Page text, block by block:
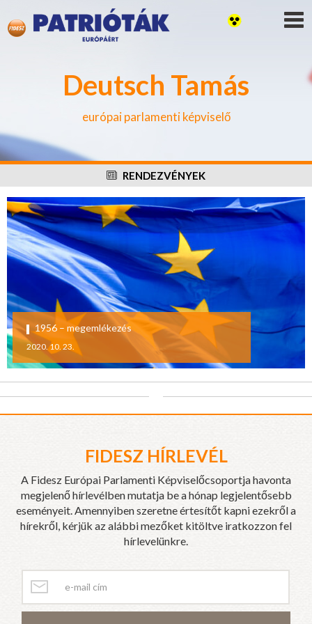
Deutsch Tamás
európai parlamenti képviselő
RENDEZVÉNYEK
1956 – megemlékezés
2020. 10. 23.
FIDESZ HÍRLEVÉL
A Fidesz Európai Parlamenti Képviselőcsoportja havonta
megjelenő hírlevélben mutatja be a hónap legjelentősebb
eseményeit. Amennyiben szeretne értesítőt kapni ezekről a
hírekről, kérjük az alábbi mezőket kitöltve iratkozzon fel
hírlevelünkre.